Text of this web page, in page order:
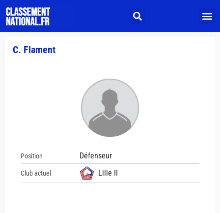
C. Flament
Position Défenseur
Club actuel Lille II